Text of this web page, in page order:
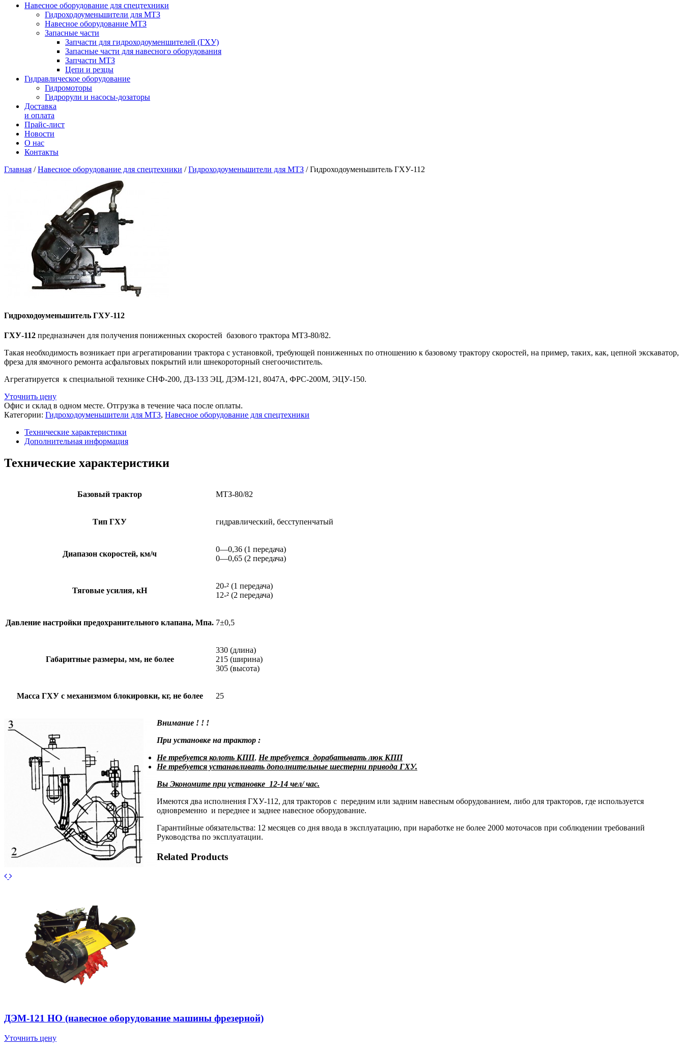
Навесное оборудование для спецтехники
Гидроходоуменьшители для МТЗ
Навесное оборудование МТЗ
Запасные части
Запчасти для гидроходоуменшителей (ГХУ)
Запасные части для навесного оборудования
Запчасти МТЗ
Цепи и резцы
Гидравлическое оборудование
Гидромоторы
Гидрорули и насосы-дозаторы
Доставка
и оплата
Прайс-лист
Новости
О нас
Контакты
Главная /Навесное оборудование для спецтехники /Гидроходоуменьшители для МТЗ / Гидроходоуменьшитель ГХУ-112
Гидроходоуменьшитель ГХУ-112
ГХУ-112 предназначен для получения пониженных скоростей базового трактора МТЗ-80/82.
Такая необходимость возникает при агрегатировании трактора с установкой, требующей пониженных по отношению к базовому трактору скоростей, на пример, таких, как, цепной экскаватор,
фреза для ямочного ремонта асфальтовых покрытий или шнекороторный снегоочиститель.
Агрегатируется к специальной технике СНФ-200, ДЗ-133 ЭЦ, ДЭМ-121, 8047А, ФРС-200М, ЭЦУ-150.
Уточнить цену
Офис и склад в одном месте. Отгрузка в течение часа после оплаты.
Категории: Гидроходоуменьшители для МТЗ, Навесное оборудование для спецтехники
Технические характеристики
Дополнительная информация
Технические характеристики
Базовый трактор МТЗ-80/82
Тип ГХУ гидравлический, бесступенчатый
Диапазон скоростей, км/ч
0—0,36 (1 передача)
0—0,65 (2 передача)
Тяговые усилия, кН
20-² (1 передача)
12-² (2 передача)
Давление настройки предохранительного клапана, Мпа. 7±0,5
Габаритные размеры, мм, не более
330 (длина)
215 (ширина)
305 (высота)
Масса ГХУ с механизмом блокировки, кг, не более 25
Внимание ! ! !
При установке на трактор :
Не требуется колоть КПП, Не требуется дорабатывать люк КПП
Не требуется устанавливать дополнительные шестерни привода ГХУ.
Вы Экономите при установке 12-14 чел/ час.
Имеются два исполнения ГХУ-112, для тракторов с передним или задним навесным оборудованием, либо для тракторов, где используется
одновременно и переднее и заднее навесное оборудование.
Гарантийные обязательства: 12 месяцев со дня ввода в эксплуатацию, при наработке не более 2000 моточасов при соблюдении требований
Руководства по эксплуатации.
Related Products
ДЭМ-121 НО (навесное оборудование машины фрезерной)
Уточнить цену